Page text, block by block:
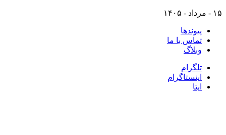
۱۵ - مرداد - ۱۴۰۵
پیوندها
تماس با ما
وبلاگ
تلگرام
اینستاگرام
ایتا